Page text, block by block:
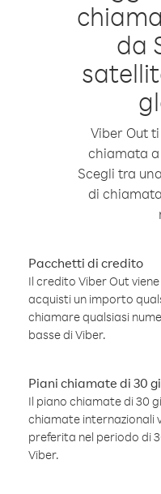
da
Viber Out
chiamata
Scegli tra
di
Pacchetti di credito
Il credito Viber Out
acquisti un importo
chiamare qualsiasi
basse di Viber.
Piani chiamate di 30
Il piano chiamate di 30
chiamate internazionali
preferita nel periodo di
Viber.